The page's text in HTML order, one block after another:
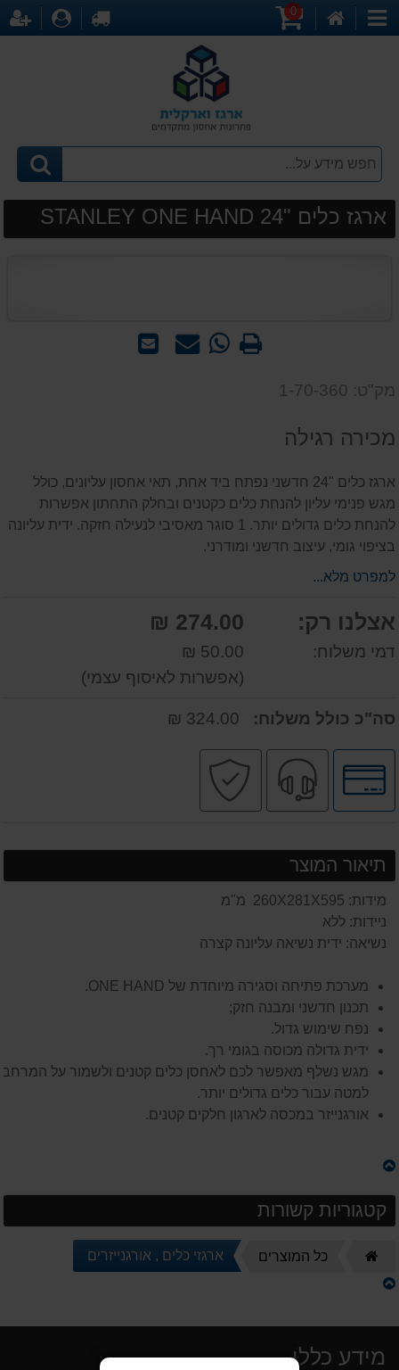
קטגוריות
0
לקופה
ארגז כלים "24 STANLEY ONE HAND
שלח
שאל WhatsApp
מק"ט: 1-70-360
מכירה רגילה
ארגז כלים "24 חדשני נפתח ביד אחת, תאי אחסון עליונים, כולל
מגש פנימי עליון להנחת כלים כקטנים ובחלק התחתון אפשרות
להנחת כלים גדולים יותר. 1 סוגר מאסיבי לנעילה חזקה. ידית עליונה
בציפוי גומי, עיצוב חדשני ומודרני.
למפרט מלא...
אצלנו רק: 274.00 ₪
דמי משלוח:
50.00 ₪
(אפשרות לאיסוף עצמי)
סה"כ כולל משלוח:
לחץ
לאפשרויות
תשלומים
שירות
מקצועי
תיאור המוצר
מידות: 260X281X595 מ"מ
ניידות: ללא
נשיאה: ידית נשיאה עליונה קצרה
מערכת פתיחה וסגירה מיוחדת של ONE HAND.
תכנון חדשני ומבנה חזק;
נפח שימוש גדול.
ידית גדולה מכוסה בגומי רך.
מגש נשלף מאפשר לכם לאחסן כלים קטנים ולשמור על המרחב
למטה עבור כלים גדולים יותר.
אורגנייזר במכסה לארגון חלקים קטנים.
קטגוריות קשורות
כל המוצרים ארגזי כלים , אורגנייזרים
מידע כללי